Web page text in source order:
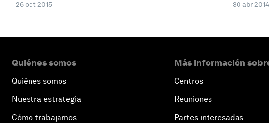
26 oct 2015 30 abr 2014
Quiénes somos
Quiénes somos
Nuestra estrategia
Cómo trabajamos
Más información
Centros
Reuniones
Partes interesadas